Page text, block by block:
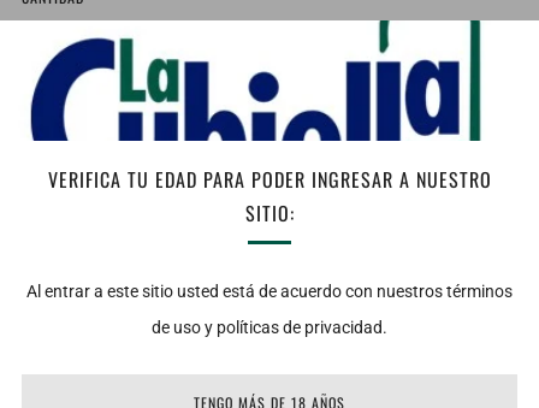
VERIFICA TU EDAD PARA PODER INGRESAR A NUESTRO
SITIO:
Al entrar a este sitio usted está de acuerdo con nuestros términos
de uso y políticas de privacidad.
TENGO MÁS DE 18 AÑOS
Bajo stock
FacebookTwitter